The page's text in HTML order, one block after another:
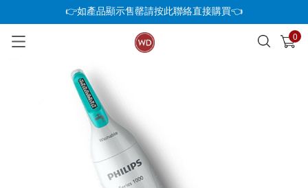
👉如產品顯示售罄請按此聯絡直接購買👈
0
已加入購物車 查看